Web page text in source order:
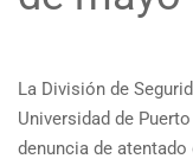
La División de
Universidad de
denuncia de